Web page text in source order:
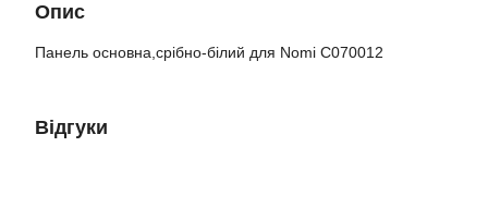
Опис
Панель основна,срібно-білий для Nomi C070012
Відгуки